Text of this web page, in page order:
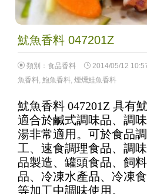
魷魚香料 047201Z
類別： 食品香料 2014/05/12
魚香料, 鮑魚香料, 煙燻鮭魚香料
魷魚香料 047201Z 具有
適合於鹹式調味品、調
湯非常適用。可於食品
工、速食調理食品、調
品製造、罐頭食品、飼
品、冷凍水產品、冷凍
等加工中調味使用。